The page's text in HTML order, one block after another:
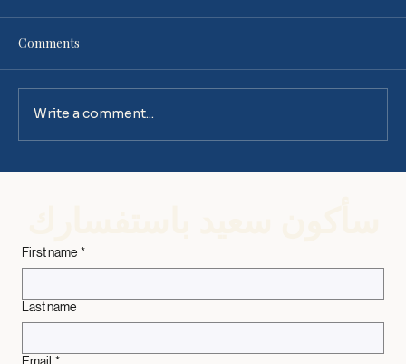
عزاء العالم أم رجاء القيامة
سأكون سعيد باستفسارك
First name *
Last name